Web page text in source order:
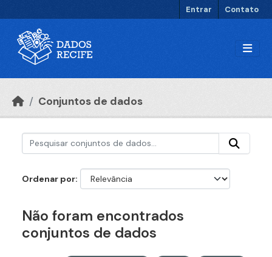
Entrar Contato
Conjuntos de dados
Ordenar por
Não foram encontrados
conjuntos de dados